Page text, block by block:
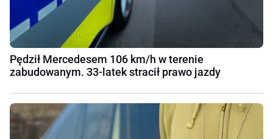
Pędził Mercedesem 106 km/h w terenie
zabudowanym. 33-latek stracił prawo jazdy